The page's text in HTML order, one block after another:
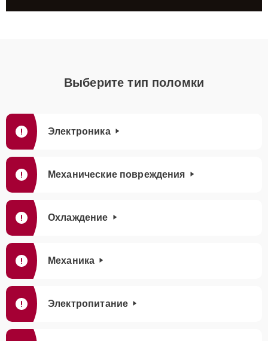
Выберите тип поломки
Электроника
Механические повреждения
Охлаждение
Механика
Электропитание